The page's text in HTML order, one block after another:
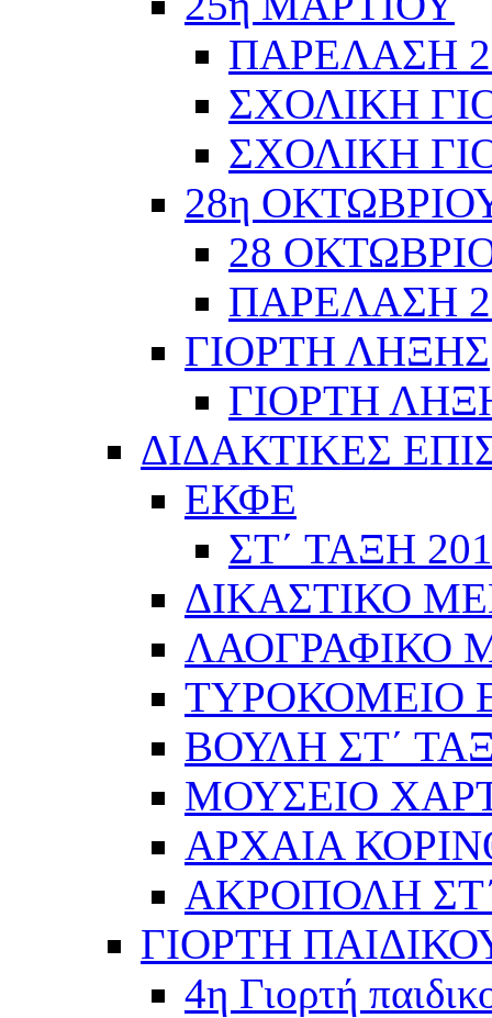
ΠΑΡΕΛΑΣΗ
ΣΧΟΛΙΚΗ
ΣΧΟΛΙΚΗ
28η
28
ΠΑΡΕΛΑΣΗ
ΓΙΟΡΤΗ ΛΗΞΗΣ
ΓΙΟΡΤΗ
ΔΙΔΑΚΤΙΚΕΣ
ΕΚΦΕ
ΣΤ΄ ΤΑΞΗ
ΔΙΚΑΣΤΙΚΟ
ΛΑΟΓΡΑΦΙΚΟ
ΤΥΡΟΚΟΜΕΙΟ
ΒΟΥΛΗ ΣΤ΄
ΜΟΥΣΕΙΟ
ΑΡΧΑΙΑ
ΑΚΡΟΠΟΛΗ
ΓΙΟΡΤΗ
4η Γιορτή